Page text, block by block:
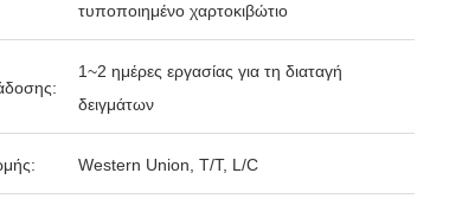
τυποποιημένο χαρτοκιβώτιο
1~2 ημέρες εργασίας για τη διαταγή
δειγμάτων
Western Union, T/T, L/C